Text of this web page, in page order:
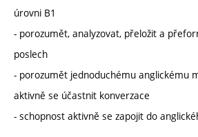
úrovni B1
- porozumět, analyzovat, přeložit a
poslech
- porozumět jednoduchému anglickému
aktivně se účastnit konverzace
- schopnost aktivně se zapojit do